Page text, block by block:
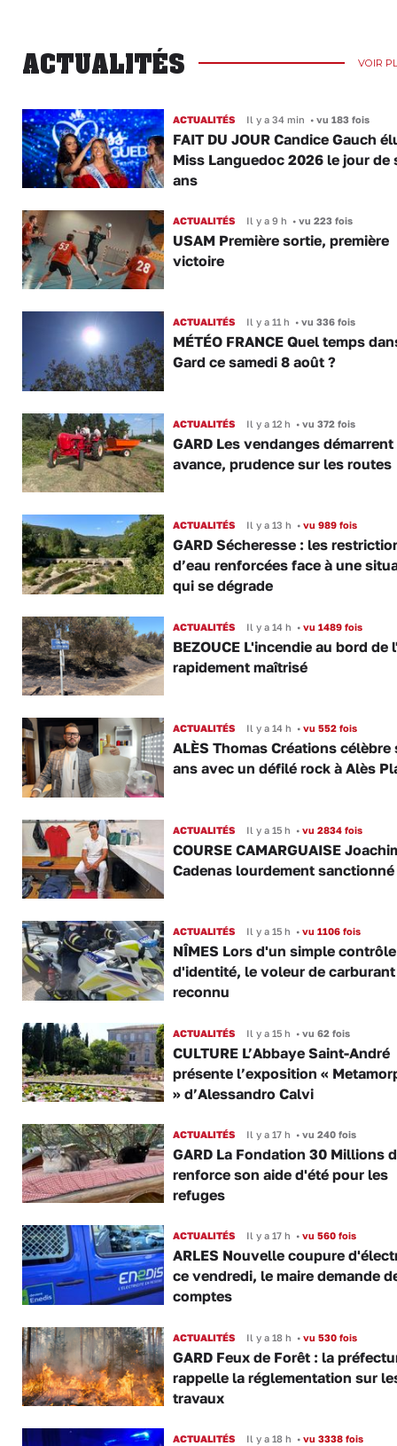
ACTUALITÉS VOIR
ACTUALITÉS Il y a 34 min •vu 183 fois
FAIT DU JOUR Candice Gauch
Miss Languedoc 2026 le jour de
ans
ACTUALITÉS Il y a 9 h •vu 223 fois
USAM Première sortie, première
victoire
ACTUALITÉS Il y a 11 h •vu 336 fois
MÉTÉO FRANCE Quel temps
Gard ce samedi 8 août ?
ACTUALITÉS Il y a 12 h •vu 372 fois
GARD Les vendanges démarrent
avance, prudence sur les routes
ACTUALITÉS Il y a 13 h •vu 989 fois
GARD Sécheresse : les
d’eau renforcées face à une
qui se dégrade
ACTUALITÉS Il y a 14 h •vu 1489 fois
BEZOUCE L'incendie au bord de
rapidement maîtrisé
ACTUALITÉS Il y a 14 h •vu 552 fois
ALÈS Thomas Créations célèbre
ans avec un défilé rock à Alès
ACTUALITÉS Il y a 15 h •vu 2834 fois
COURSE CAMARGUAISE
Cadenas lourdement sanctionné
ACTUALITÉS Il y a 15 h •vu 1106 fois
NÎMES Lors d'un simple contrôle
d'identité, le voleur de
reconnu
ACTUALITÉS Il y a 15 h •vu 62 fois
CULTURE L’Abbaye Saint-André
présente l’exposition «
» d’Alessandro Calvi
ACTUALITÉS Il y a 17 h •vu 240 fois
GARD La Fondation 30 Millions
renforce son aide d'été pour les
refuges
ACTUALITÉS Il y a 17 h •vu 560 fois
ARLES Nouvelle coupure
ce vendredi, le maire demande
comptes
ACTUALITÉS Il y a 18 h •vu 530 fois
GARD Feux de Forêt : la
rappelle la réglementation sur
travaux
ACTUALITÉS Il y a 18 h •vu 3338 fois